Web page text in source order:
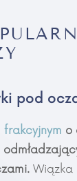
pod
frakcyjnym o
Wiązka